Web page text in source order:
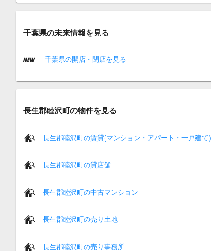
千葉県の未来情報を見る
千葉県の開店・閉店を見る
長生郡睦沢町の物件を見る
長生郡睦沢町の賃貸(マンション・アパート・一戸建て)
長生郡睦沢町の貸店舗
長生郡睦沢町の中古マンション
長生郡睦沢町の売り土地
長生郡睦沢町の売り事務所